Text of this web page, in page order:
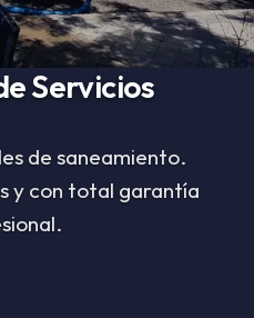
Servicios
de saneamiento.
y con total garantía